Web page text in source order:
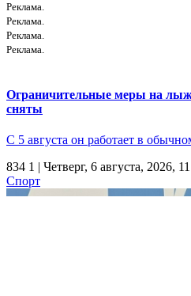
Реклама.
Реклама.
Реклама.
Реклама.
Ограничительные меры на
сняты
С 5 августа он работает в
834 1 | Четверг, 6 августа, 2026,
Спорт